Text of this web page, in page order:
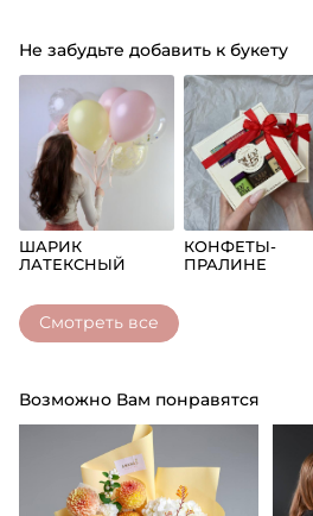
Не забудьте добавить к букету
ШАРИК
ЛАТЕКСНЫЙ
КОНФЕТЫ-
ПРАЛИНЕ
Смотреть все
Возможно Вам понравятся